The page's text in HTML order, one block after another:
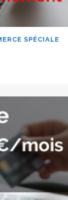
SPÉCIALE